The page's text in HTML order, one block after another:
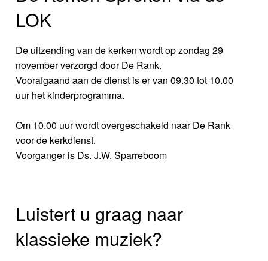
LOK
De uitzending van de kerken wordt op zondag 29
november verzorgd door De Rank.
Voorafgaand aan de dienst is er van 09.30 tot 10.00
uur het kinderprogramma.
Om 10.00 uur wordt overgeschakeld naar De Rank
voor de kerkdienst.
Voorganger is Ds. J.W. Sparreboom
Luistert u graag naar
klassieke muziek?